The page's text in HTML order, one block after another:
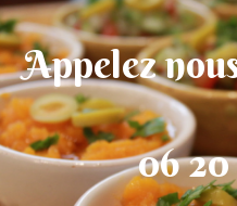
Appelez
06 20